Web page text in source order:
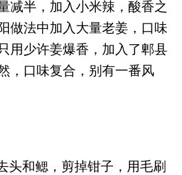
减半，加入小米辣，酸香之
做法中加入大量老姜，口味
用少许姜爆香，加入了郫县
，口味复合，别有一番风
头和鳃，剪掉钳子，用毛刷